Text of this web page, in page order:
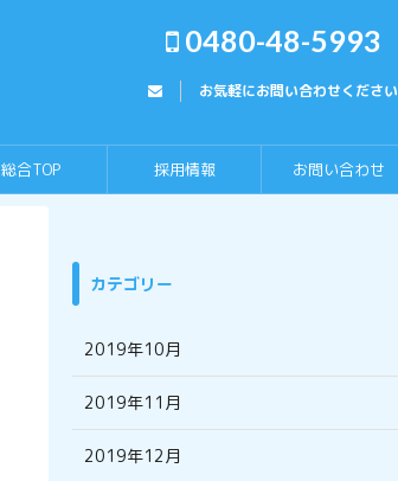
0480-48-5993
お気軽にお問い合わせください
総合TOP 採用情報 お問い合わせ
カテゴリー
2019年10月
2019年11月
2019年12月